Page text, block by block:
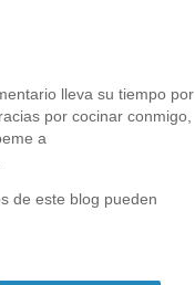
lleva su tiempo por
por cocinar conmigo,
a
de este blog pueden